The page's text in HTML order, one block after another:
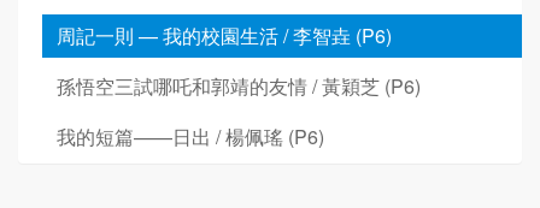
周記一則 — 我的校園生活 / 李智垚 (P6)
孫悟空三試哪吒和郭靖的友情 / 黃穎芝 (P6)
我的短篇——日出 / 楊佩瑤 (P6)